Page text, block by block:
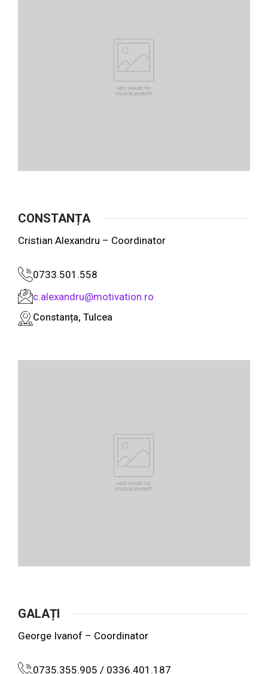
CONSTANȚA
Cristian Alexandru – Coordinator
0733.501.558
c.alexandru@motivation.ro
Constanța, Tulcea
GALAȚI
George Ivanof – Coordinator
0735.355.905 / 0336.401.187